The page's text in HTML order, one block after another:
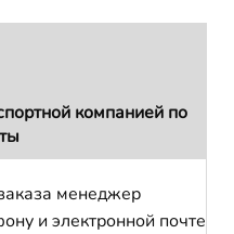
компанией по
менеджер
и электронной почте